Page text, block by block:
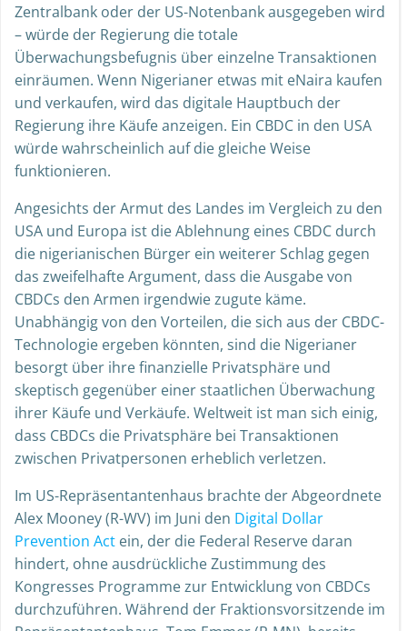
Zentralbank oder der US-Notenbank ausgegeben wird
– würde der Regierung die totale
Überwachungsbefugnis über einzelne Transaktionen
einräumen. Wenn Nigerianer etwas mit eNaira kaufen
und verkaufen, wird das digitale Hauptbuch der
Regierung ihre Käufe anzeigen. Ein CBDC in den USA
würde wahrscheinlich auf die gleiche Weise
funktionieren.
Angesichts der Armut des Landes im Vergleich zu den
USA und Europa ist die Ablehnung eines CBDC durch
die nigerianischen Bürger ein weiterer Schlag gegen
das zweifelhafte Argument, dass die Ausgabe von
CBDCs den Armen irgendwie zugute käme.
Unabhängig von den Vorteilen, die sich aus der CBDC-
Technologie ergeben könnten, sind die Nigerianer
besorgt über ihre finanzielle Privatsphäre und
skeptisch gegenüber einer staatlichen Überwachung
ihrer Käufe und Verkäufe. Weltweit ist man sich einig,
dass CBDCs die Privatsphäre bei Transaktionen
zwischen Privatpersonen erheblich verletzen.
Im US-Repräsentantenhaus brachte der Abgeordnete
Alex Mooney (R-WV) im Juni den Digital Dollar
Prevention Act ein, der die Federal Reserve daran
hindert, ohne ausdrückliche Zustimmung des
Kongresses Programme zur Entwicklung von CBDCs
durchzuführen. Während der Fraktionsvorsitzende im